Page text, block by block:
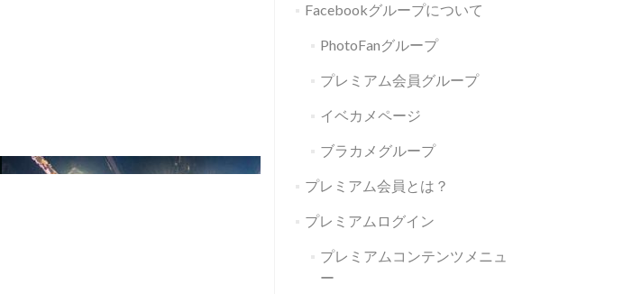
Facebookグループについて
PhotoFanグループ
プレミアム会員グループ
イベカメページ
ブラカメグループ
プレミアム会員とは？
プレミアムログイン
プレミアムコンテンツメニュ
ー